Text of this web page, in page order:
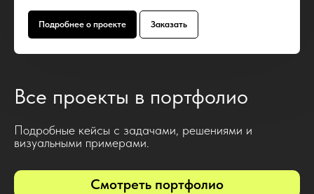
Подробнее о проекте Заказать
Все проекты в портфолио
Подробные кейсы с задачами, решениями и
визуальными примерами.
Смотреть портфолио